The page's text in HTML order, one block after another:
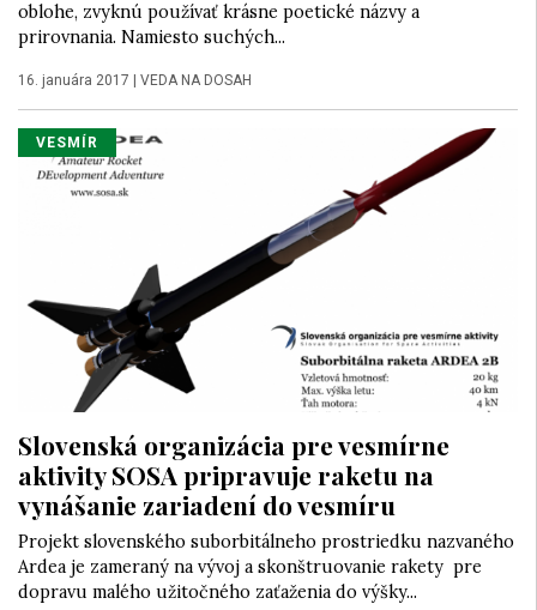
oblohe, zvyknú používať krásne poetické názvy a
prirovnania. Namiesto suchých...
16. januára 2017 VEDA NA DOSAH
VESMÍR
Slovenská organizácia pre vesmírne
aktivity SOSA pripravuje raketu na
vynášanie zariadení do vesmíru
Projekt slovenského suborbitálneho prostriedku nazvaného
Ardea je zameraný na vývoj a skonštruovanie rakety pre
dopravu malého užitočného zaťaženia do výšky...